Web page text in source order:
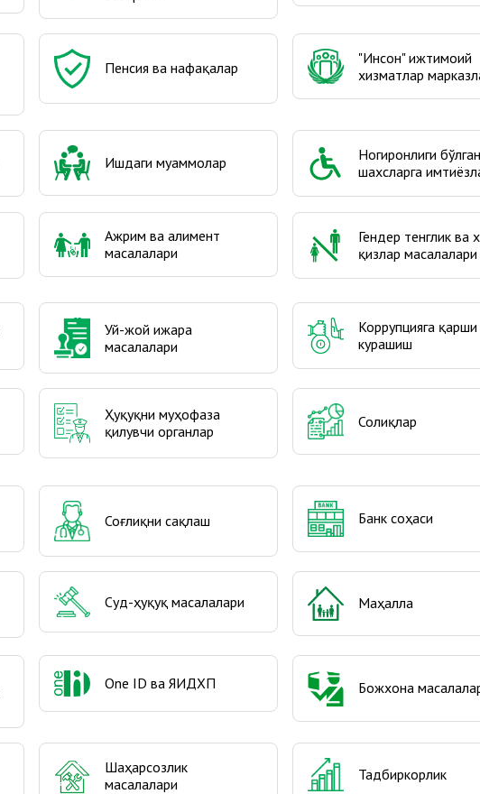
Пенсия ва нафақалар
"Инсон" ижтимоий
хизматлар
Ишдаги муаммолар
Ногиронлиги бўлган
шахсларга
Ажрим ва алимент
масалалари
Гендер тенглик ва
қизлар масалалари
Уй-жой ижара
масалалари
Коррупцияга қарши
курашиш
Ҳуқуқни муҳофаза
қилувчи органлар
Солиқлар
Соғлиқни сақлаш Банк соҳаси
Суд-ҳуқуқ масалалари Маҳалла
One ID ва ЯИДХП Божхона
Шаҳарсозлик
масалалари
Тадбиркорлик